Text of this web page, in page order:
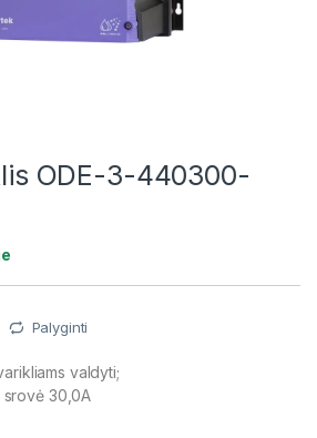
ODE-3-440300-
Palyginti
valdyti;
srovė 30,0A